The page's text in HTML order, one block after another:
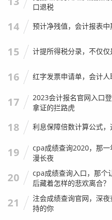
对于“35岁危机”，胡平的看法
局，而是逼你转型的信号。
辑”和“商业洞察力”，我们看
子看过的都多；我们见过的
南》，这些经验，在事务所
比”稀释，但在企业端，在资
我给老张的建议是：别盯着
于风控、在于合规、在于对
务咨询,这些路都比你在事务
后来老张听了我的建议，去
财务副总监，虽然工资比在
天出差，生活规律了，而且
很多历史遗留的税务问题,现
口退税
14 预计净残值，会计报表
15 计提所得税分录，不仅
16 红字发票申请单，会计
17
2023会计报名官网入口
拿证的拦路虎
18 利息保障倍数计算公式
19
cpa成绩查询2020，那
漫长夜
20
cpa成绩查询入口，那个
后藏着怎样的悲欢离合？
21
注会成绩查询官网，深
持的你